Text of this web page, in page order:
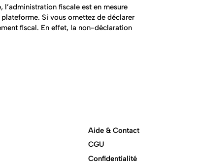
fiscale est en mesure
Si vous omettez de déclarer
fiscal. En effet, la non-déclaration
Aide & Contact
CGU
Confidentialité